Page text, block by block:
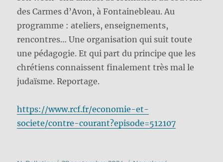
des Carmes d’Avon, à Fontainebleau. Au
programme : ateliers, enseignements,
rencontres… Une organisation qui suit toute
une pédagogie. Et qui part du principe que les
chrétiens connaissent finalement très mal le
judaïsme. Reportage.
https://www.rcf.fr/economie-et-
societe/contre-courant?episode=512107